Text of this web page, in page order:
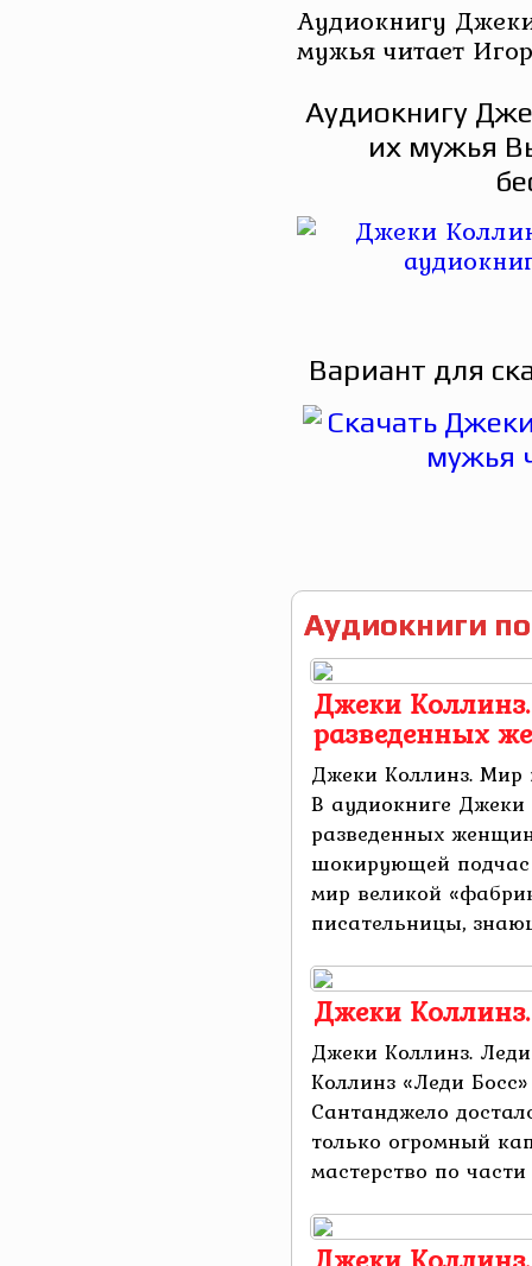
Аудиокнигу
мужья читает
Аудиокнигу
их мужья
Вариант для
Аудиокниги
Джеки
разведенных
Джеки Коллинз.
В аудиокниге
разведенных
шокирующей подчас
мир великой
писательницы,
Джеки
Джеки Коллинз.
Коллинз «Леди
Сантанджело
только огромный
мастерство по части